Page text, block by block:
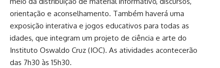
orientação e aconselhamento. Também haverá uma
exposição interativa e jogos educativos para todas as
idades, que integram um projeto de ciência e arte do
Instituto Oswaldo Cruz (IOC). As atividades acontecerão
das 7h30 às 15h30.